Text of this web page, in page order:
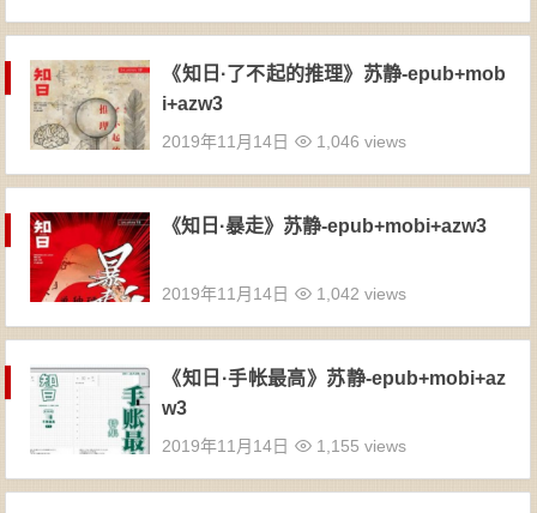
《知日·了不起的推理》苏静-epub+mob
i+azw3
2019年11月14日 1,046 views
《知日·暴走》苏静-epub+mobi+azw3
2019年11月14日 1,042 views
《知日·手帐最高》苏静-epub+mobi+az
w3
2019年11月14日 1,155 views